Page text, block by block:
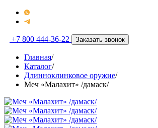
+7 800 444-36-22 Заказать звонок
Главная/
Каталог/
Длинноклинковое оружие/
Меч «Малахит» /дамаск/